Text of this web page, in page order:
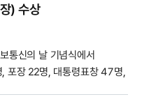
) 수상
통신의 날 기념식에서
포장 22명, 대통령표창 47명,